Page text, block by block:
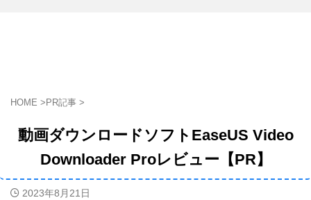
HOME > PR記事 >
動画ダウンロードソフトEaseUS Video
Downloader Proレビュー【PR】
2023年8月21日